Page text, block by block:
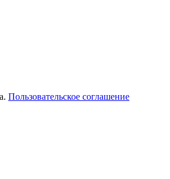
Пользовательское соглашение